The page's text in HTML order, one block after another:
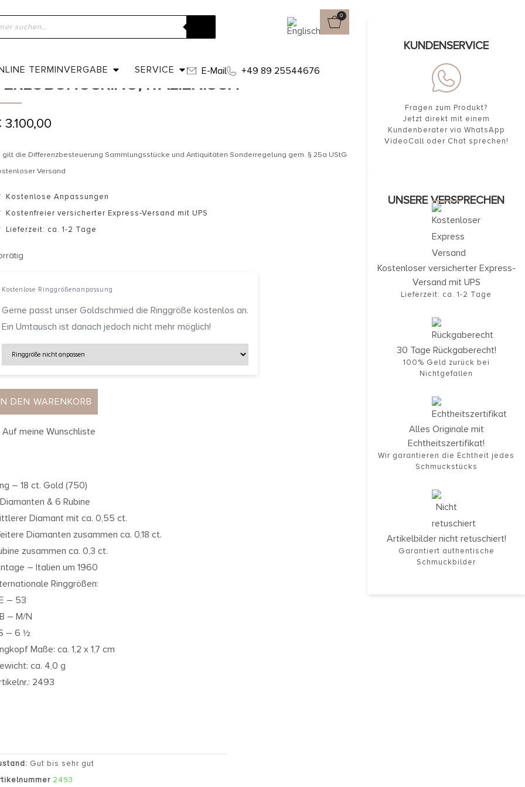
0
TERMINVERGABE SERVICE E-Mail +49 89 25544676
»Shop»Um 1960 – Rubine & Diamanten Verlobungsring, italienisch
1960 – RUBINE & DIAMANTEN
ITALIENISCH
3.100,00
gilt die Differenzbesteuerung Sammlungsstücke und Antiquitäten Sonderregelung gem. § 25a UStG
Versand
Kostenlose Anpassungen
Kostenfreier versicherter Express-Versand mit UPS
Lieferzeit: ca. 1-2 Tage
Kostenlose Ringgrößenanpassung
Gerne passt unser Goldschmied die Ringgröße kostenlos an.
Ein Umtausch ist danach jedoch nicht mehr möglich!
DEN WARENKORB
Auf meine Wunschliste
– 18 ct. Gold (750)
& 6 Rubine
Diamant mit ca. 0,55 ct.
Diamanten zusammen ca. 0,18 ct.
zusammen ca. 0,3 ct.
– Italien um 1960
Ringgrößen:
– 53
– M/N
– 6 ½
Maße: ca. 1,2 x 1,7 cm
ca. 4,0 g
2493
Gut bis sehr gut
2493
KUNDENSERVICE
Fragen zum Produkt?
Jetzt direkt mit einem
Kundenberater via WhatsApp
VideoCall oder Chat sprechen!
UNSERE VERSPRECHEN
Kostenloser versicherter Express-
Versand mit UPS
Lieferzeit: ca. 1-2 Tage
30 Tage Rückgaberecht!
100% Geld zurück bei
Nichtgefallen
Alles Originale mit
Echtheitszertifikat!
Wir garantieren die Echtheit jedes
Schmuckstücks
Artikelbilder nicht retuschiert!
Garantiert authentische
Schmuckbilder